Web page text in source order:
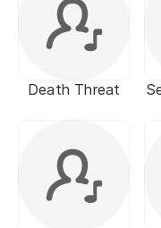
Death Threat